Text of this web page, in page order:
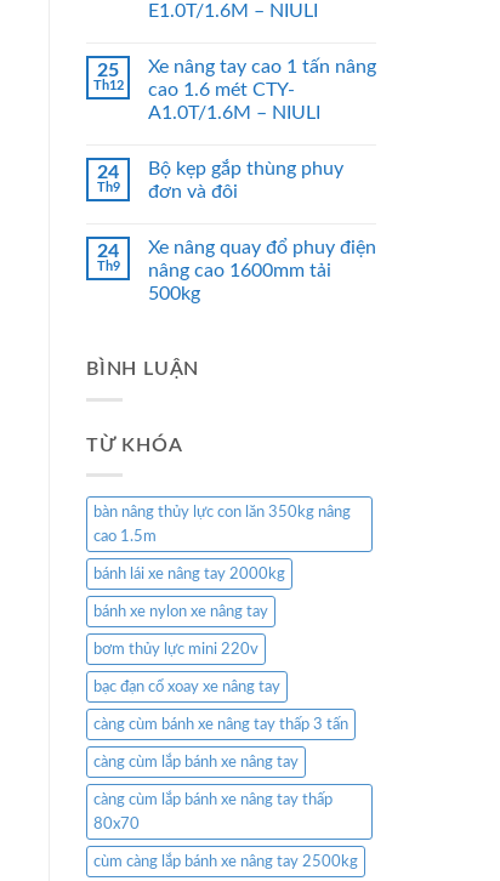
E1.0T/1.6M – NIULI
25
Th12
Xe nâng tay cao 1 tấn nâng
cao 1.6 mét CTY-
A1.0T/1.6M – NIULI
24
Th9
Bộ kẹp gắp thùng phuy
đơn và đôi
24
Th9
Xe nâng quay đổ phuy điện
nâng cao 1600mm tải
500kg
BÌNH LUẬN
TỪ KHÓA
bàn nâng thủy lực con lăn 350kg nâng
cao 1.5m
bánh lái xe nâng tay 2000kg
bánh xe nylon xe nâng tay
bơm thủy lực mini 220v
bạc đạn cổ xoay xe nâng tay
càng cùm bánh xe nâng tay thấp 3 tấn
càng cùm lắp bánh xe nâng tay
càng cùm lắp bánh xe nâng tay thấp
80x70
cùm càng lắp bánh xe nâng tay 2500kg